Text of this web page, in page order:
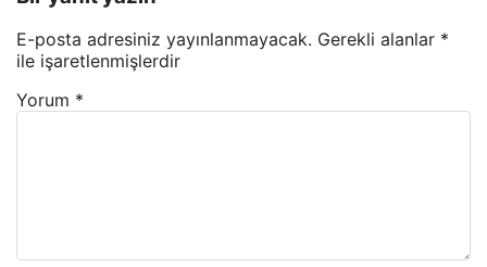
E-posta adresiniz yayınlanmayacak. Gerekli alanlar *
ile işaretlenmişlerdir
Yorum *